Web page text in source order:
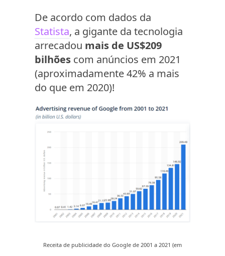
De acordo com dados da
Statista, a gigante da tecnologia
arrecadou mais de US$209
bilhões com anúncios em 2021
(aproximadamente 42% a mais
do que em 2020)!
Receita de publicidade do Google de 2001 a 2021 (em